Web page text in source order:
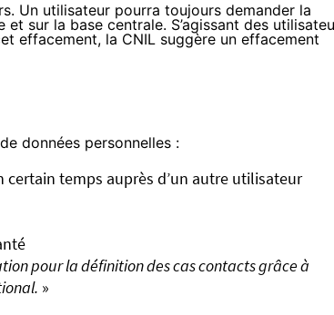
Un utilisateur pourra toujours demander la
sur la base centrale. S’agissant des
effacement, la CNIL suggère un effacement
données personnelles :
temps auprès d’un autre utilisateur
pour la définition des cas contacts grâce à
»